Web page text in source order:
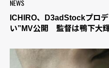
NEWS
ICHIRO、D3adStockプロ
い”MV公開 監督は鴨下大